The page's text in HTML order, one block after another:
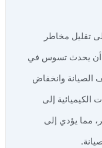
تقليل مخاطر
أن يحدث تسوس في
الصيانة وانخفاض
الكيميائية إلى
مما يؤدي إلى